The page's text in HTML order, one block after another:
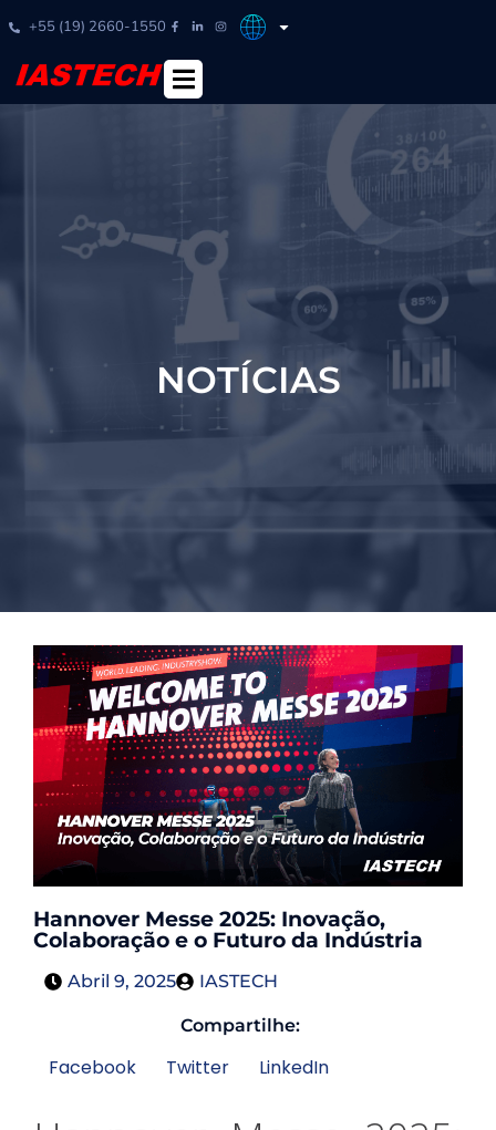
+55 (19) 2660-1550
NOTÍCIAS
Hannover Messe 2025: Inovação,
Colaboração e o Futuro da Indústria
Abril 9, 2025 IASTECH
Compartilhe:
Facebook Twitter LinkedIn